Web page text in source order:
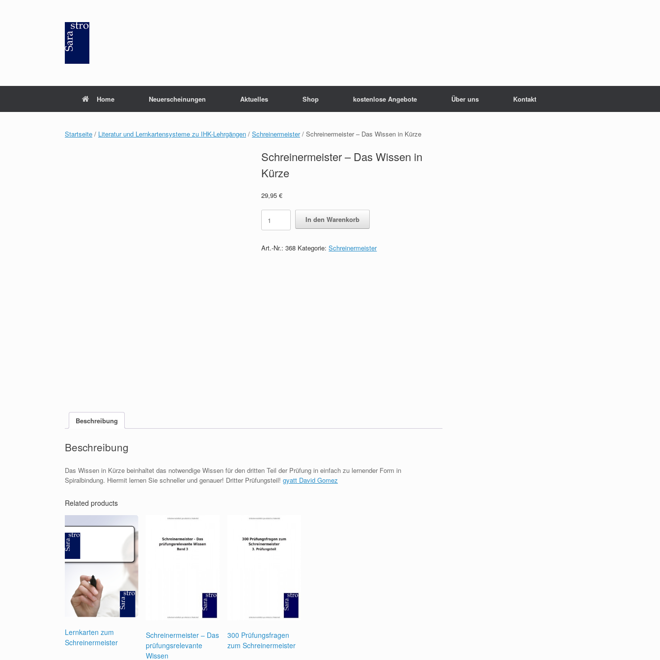
Home Neuerscheinungen Aktuelles Shop kostenlose Angebote Über uns Kontakt
Startseite / Literatur und Lernkartensysteme zu IHK-Lehrgängen / Schreinermeister/ Schreinermeister – Das Wissen in Kürze
Schreinermeister – Das Wissen in
Kürze
29,95€
Schreinermeister
Das
in
In den Warenkorb
Art.-Nr.:368 Kategorie:Schreinermeister
Beschreibung
Beschreibung
Das Wissen in Kürze beinhaltet das notwendige Wissen für den dritten Teil der Prüfung in einfach zu lernender Form in
Spiralbindung. Hiermit lernen Sie schneller und genauer! Dritter Prüfungsteil! gyatt David Gomez
Related products
Lernkarten zum
Schreinermeister
Schreinermeister – Das
prüfungsrelevante
Wissen
300 Prüfungsfragen
zum Schreinermeister